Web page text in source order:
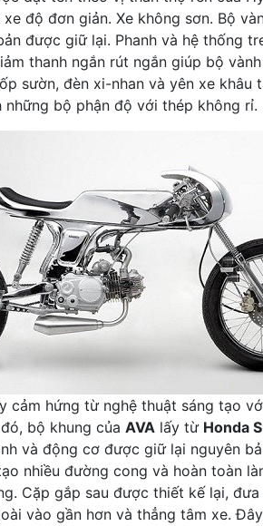
xe độ đơn giản. Xe không sơn. Bộ
được giữ lại. Phanh và hệ thống
thanh ngắn rút ngắn giúp bộ
sườn, đèn xi-nhan và yên xe khâu
những bộ phận độ với thép không rỉ.
cảm hứng từ nghệ thuật sáng tạo
bộ khung của AVA lấy từ Honda
và động cơ được giữ lại nguyên
nhiều đường cong và hoàn toàn
Cặp gắp sau được thiết kế lại, đưa
vào gần hơn và thẳng tâm xe.